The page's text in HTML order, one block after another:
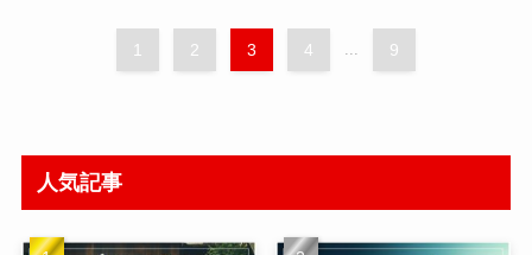
1 2 3 4 ... 9
人気記事